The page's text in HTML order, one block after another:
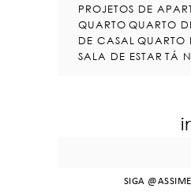
PROJETOS DE
QUARTO QUARTO
DE CASAL QUARTO
SALA DE ESTAR TÁ
SIGA